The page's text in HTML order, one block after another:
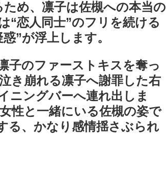
め、凛子は佐槻への本当の
“恋人同士”のフリを続ける
”が浮上します。
子のファーストキスを奪っ
き崩れる凛子へ謝罪した右
ニングバーへ連れ出しま
性と一緒にいる佐槻の姿で
る、かなり感情揺さぶられ